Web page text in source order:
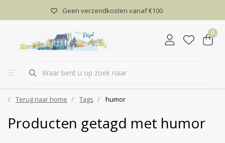
Geen verzendkosten vanaf €100
0
Terug naar home Tags humor
Producten getagd met humor